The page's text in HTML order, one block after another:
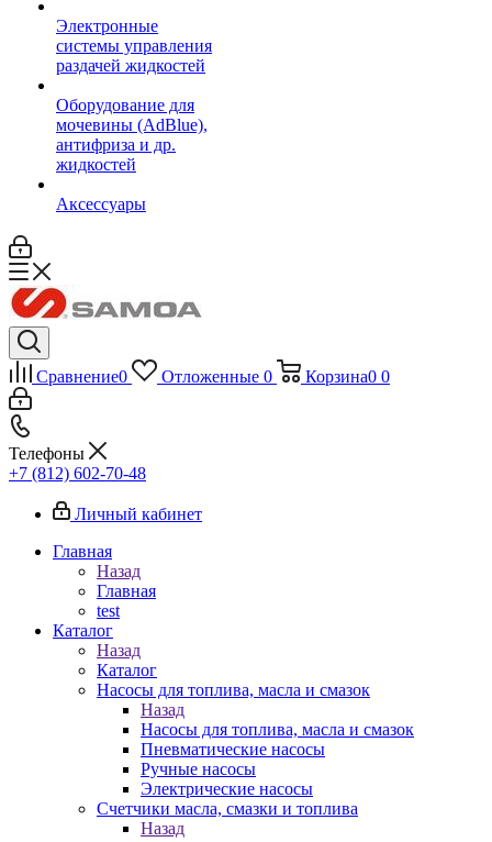
Электронные
системы управления
раздачей жидкостей
Оборудование для
мочевины (AdBlue),
антифриза и др.
жидкостей
Аксессуары
Сравнение0 Отложенные 0 Корзина0 0
Телефоны
+7 (812) 602-70-48
Личный кабинет
Главная
Назад
Главная
test
Каталог
Назад
Каталог
Насосы для топлива, масла и смазок
Назад
Насосы для топлива, масла и смазок
Пневматические насосы
Ручные насосы
Электрические насосы
Счетчики масла, смазки и топлива
Назад